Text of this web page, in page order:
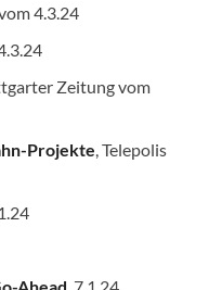
4.3.24
Zeitung vom
Projekte , Telepolis
Ahead , 7.1.24